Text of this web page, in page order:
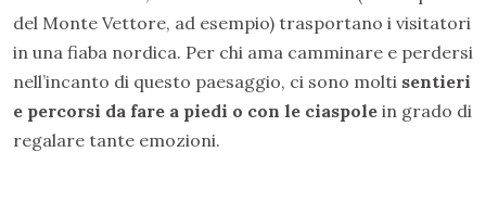
del Monte Vettore, ad esempio) trasportano i visitatori
in una fiaba nordica. Per chi ama camminare e perdersi
nell’incanto di questo paesaggio, ci sono molti sentieri
e percorsi da fare a piedi o con le ciaspole in grado di
regalare tante emozioni.